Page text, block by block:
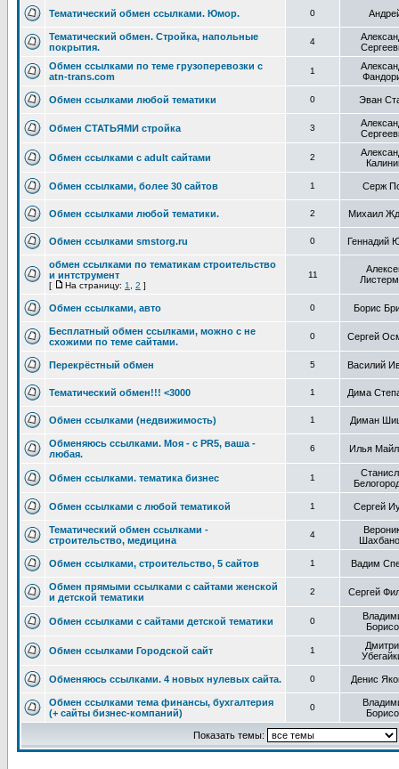
Тематический обмен ссылками. Юмор. 0
Тематический обмен. Стройка, напольные
покрытия.
4
Обмен ссылками по теме грузоперевозки с
atn-trans.com
1
Обмен ссылками любой тематики 0 Эван
Обмен СТАТЬЯМИ стройка 3
Обмен ссылками с adult сайтами 2
Обмен ссылками, более 30 сайтов 1 Серж
Обмен ссылками любой тематики. 2 Михаил
Обмен ссылками smstorg.ru 0 Геннадий
обмен ссылками по тематикам строительство
и интструмент
[ На страницу: 1 2 ]
11
Обмен ссылками, авто 0 Борис
Бесплатный обмен ссылками, можно с не
схожими по теме сайтами.
0 Сергей
Перекрёстный обмен 5 Василий
Тематический обмен!!! <3000 1 Дима
Обмен ссылками (недвижимость) 1 Диман
Обменяюсь ссылками. Моя - с PR5, ваша -
любая.
6 Илья
Обмен ссылками. тематика бизнес 1
Обмен ссылками с любой тематикой 1 Сергей
Тематический обмен ссылками -
строительство, медицина
4
Обмен ссылками, строительство, 5 сайтов 1 Вадим
Обмен прямыми ссылками с сайтами женской
и детской тематики
2 Сергей
Обмен ссылками с сайтами детской тематики 0
Обмен ссылками Городской сайт 1
Обменяюсь ссылками. 4 новых нулевых сайта. 0 Денис
Обмен ссылками тема финансы, бухгалтерия
(+ сайты бизнес-компаний)
0
Показать темы: